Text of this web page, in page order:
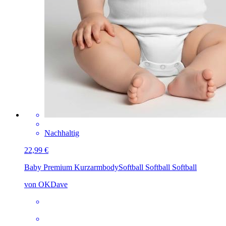
Nachhaltig
22,99 €
Baby Premium KurzarmbodySoftball Softball Softball
von OKDave